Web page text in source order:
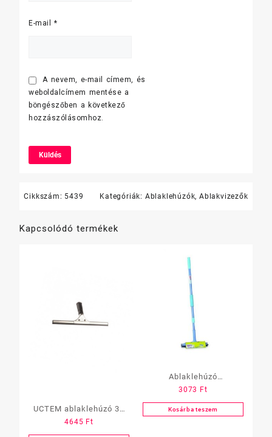
E-mail*
A nevem, e-mail címem, és
weboldalcímem mentése a
böngészőben a következő
hozzászólásomhoz.
Cikkszám: 5439 Kategóriák: Ablaklehúzók, Ablakvizezők
Kapcsolódó termékek
UCTEM ablaklehúzó 35
cm gumiéllel
4645 Ft
Ablaklehúzó
„Spontex”gumi
lehúzó+szivacs 120 cm-
3073 Ft
Kosárba teszem